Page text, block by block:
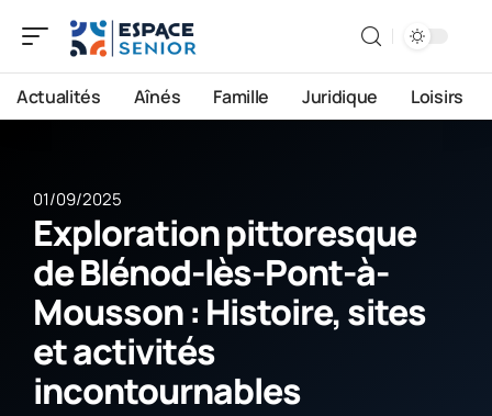
Actualités Aînés Famille Juridique Loisirs
01/09/2025
Exploration pittoresque
de Blénod-lès-Pont-à-
Mousson : Histoire, sites
et activités
incontournables